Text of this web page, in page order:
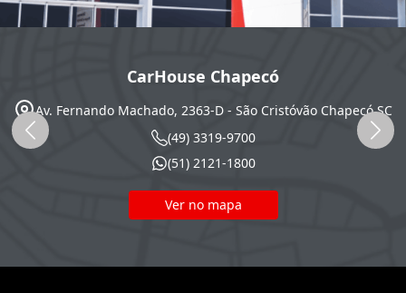
CarHouse Chapecó
Av. Fernando Machado, 2363-D - São Cristóvão Chapecó SC
(49) 3319-9700
(51) 2121-1800
Ver no mapa